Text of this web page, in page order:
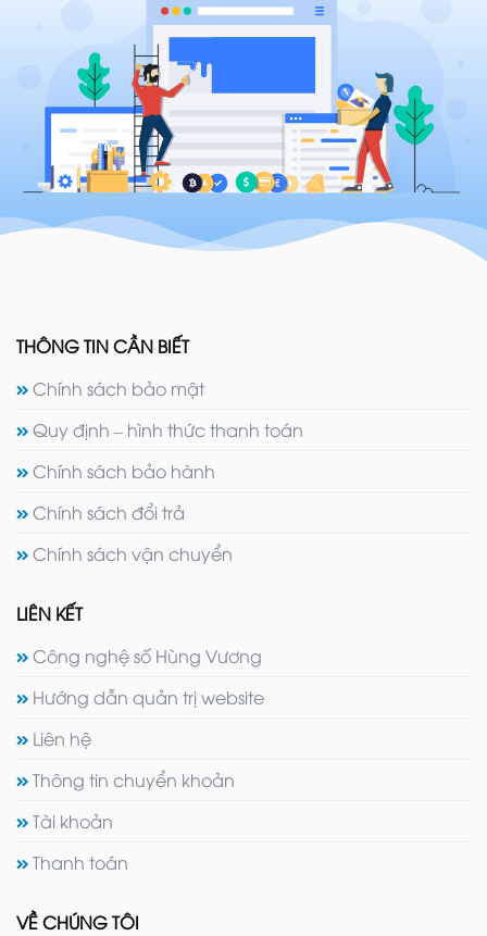
THÔNG TIN CẦN BIẾT
Chính sách bảo mật
Quy định – hình thức thanh toán
Chính sách bảo hành
Chính sách đổi trả
Chính sách vận chuyển
LIÊN KẾT
Công nghệ số Hùng Vương
Hướng dẫn quản trị website
Liên hệ
Thông tin chuyển khoản
Tài khoản
Thanh toán
VỀ CHÚNG TÔI